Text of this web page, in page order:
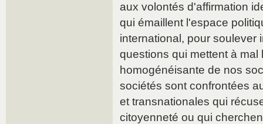
aux volontés d'affirmation
qui émaillent l'espace
international, pour soulever
questions qui mettent à
homogénéisante de nos
sociétés sont confrontées
et transnationales qui
citoyenneté ou qui